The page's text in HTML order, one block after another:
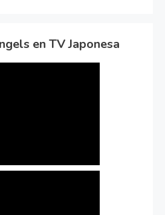
en TV Japonesa